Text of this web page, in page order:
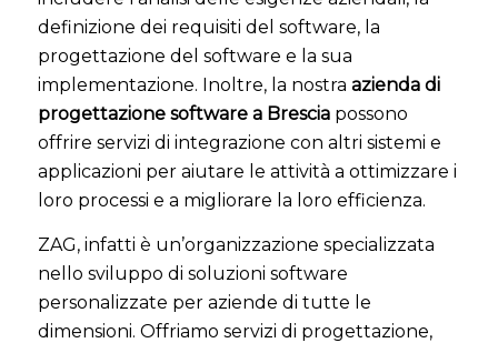
definizione dei requisiti del software, la
progettazione del software e la sua
implementazione. Inoltre, la nostra azienda di
progettazione software a Bresciapossono
offrire servizi di integrazione con altri sistemi e
applicazioni per aiutare le attività a ottimizzare i
loro processi e a migliorare la loro efficienza.
ZAG, infatti è un’organizzazione specializzata
nello sviluppo di soluzioni software
personalizzate per aziende di tutte le
dimensioni. Offriamo servizi di progettazione,